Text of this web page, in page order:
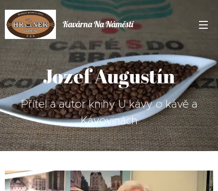
Kavárna Na Náměstí
Jozef Augustín
Přítel a autor knihy U kávy o kávě a
Kávovinách